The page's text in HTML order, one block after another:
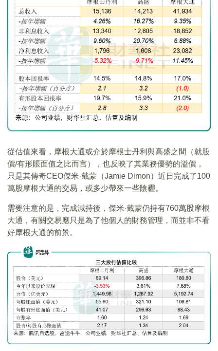
從估值來看，摩根大通或介於摩根士丹利與高盛之間（就股
價/有形賬面值之比而言），也反映了其業務優勢的溢價，
只是其傳奇CEO傑米·戴蒙（Jamie Dimon）近日完成了100
萬股摩根大通的交易，或多少帶來一些陰霾。
需要注意的是，完成減持後，傑米·戴蒙仍持有760萬股摩根
大通，有關交易應只是為了他個人的財務管理，而並非不看
好摩根大通的前景。